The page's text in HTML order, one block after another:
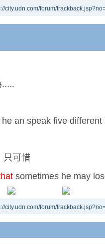
city.udn.com/forum/
he an speak five different
可惜
sometimes he may
city.udn.com/forum/